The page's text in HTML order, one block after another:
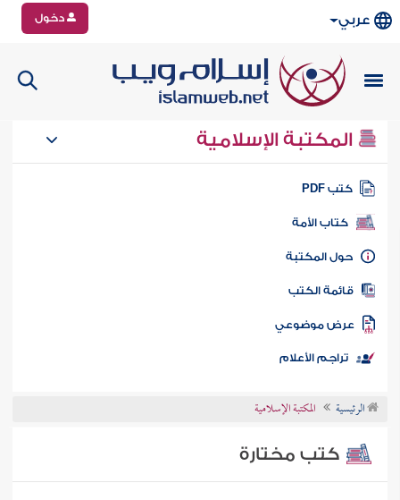
عربي دخول
المكتبة الإسلامية
كتب PDF
كتاب الأمة
المكتبة
الكتب
موضوعي
تراجم الأعلام
الرئيسية المكتبة الإسلامية
كتب مختارة